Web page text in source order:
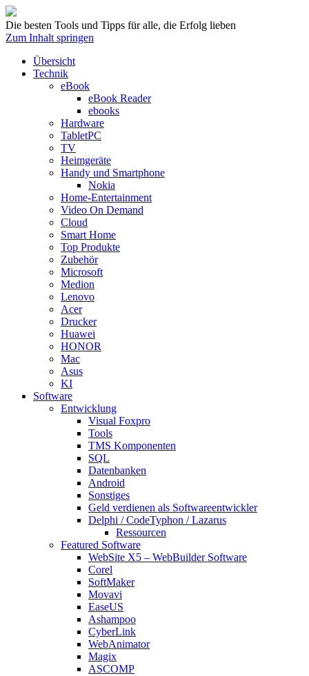
Die besten Tools und Tipps für alle, die Erfolg lieben
Zum Inhalt springen
Übersicht
Technik
eBook
eBook Reader
ebooks
Hardware
TabletPC
TV
Heimgeräte
Handy und Smartphone
Nokia
Home-Entertainment
Video On Demand
Cloud
Smart Home
Top Produkte
Zubehör
Microsoft
Medion
Lenovo
Acer
Drucker
Huawei
HONOR
Mac
Asus
KI
Software
Entwicklung
Visual Foxpro
Tools
TMS Komponenten
SQL
Datenbanken
Android
Sonstiges
Geld verdienen als Softwareentwickler
Delphi / CodeTyphon / Lazarus
Ressourcen
Featured Software
WebSite X5 – WebBuilder Software
Corel
SoftMaker
Movavi
EaseUS
Ashampoo
CyberLink
WebAnimator
Magix
ASCOMP